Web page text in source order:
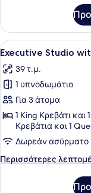
Studio
with
Kitchenette
Προβολή
όλων
των
φωτογραφιών
για
Executive
Studio
with
Kitchenette
7
Executive Studio
39 τ.μ.
1 υπνοδωμάτιο
Για 3 άτομα
1 King Κρεβάτι
Κρεβάτια και 1
Δωρεάν ασύρματο
Περισσότερες
Περισσότερες